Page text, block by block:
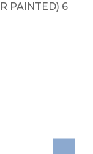
PAINTED) 6